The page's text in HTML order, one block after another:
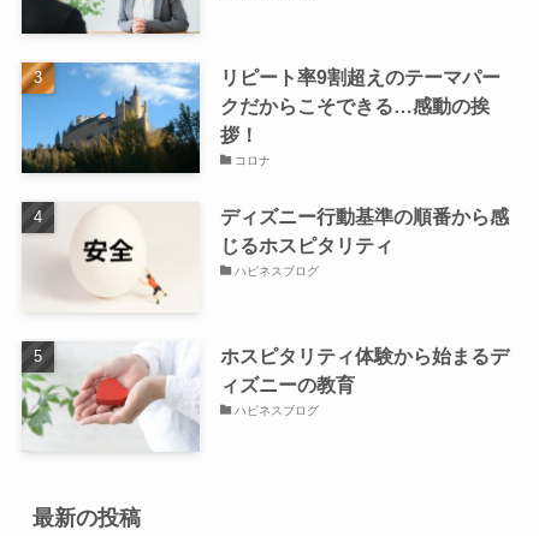
リピート率9割超えのテーマパー
クだからこそできる…感動の挨
拶！
コロナ
ディズニー行動基準の順番から感
じるホスピタリティ
ハピネスブログ
ホスピタリティ体験から始まるデ
ィズニーの教育
ハピネスブログ
最新の投稿